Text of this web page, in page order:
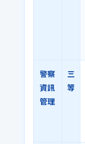
警察
資訊
管理
三
等